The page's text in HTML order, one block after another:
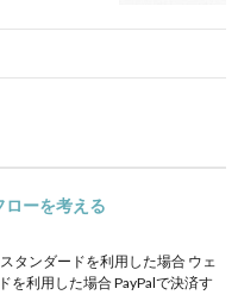
ローを考える
タンダードを利用した場合 ウェ
を利用した場合 PayPalで決済す